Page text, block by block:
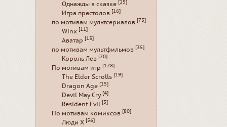
Однажды в сказке [15]
Игра престолов [16]
по мотивам мультсериалов [75]
Winx [11]
Аватар [13]
по мотивам мультфильмов [35]
Король Лев [20]
По мотивам игр [128]
The Elder Scrolls [19]
Dragon Age [15]
Devil May Cry [4]
Resident Evil [5]
По мотивам комиксов [80]
Люди Х [56]